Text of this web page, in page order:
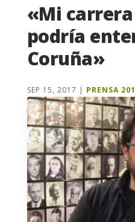
«Mi carrera
podría
Coruña»
SEP 15, 2017 | PRENSA